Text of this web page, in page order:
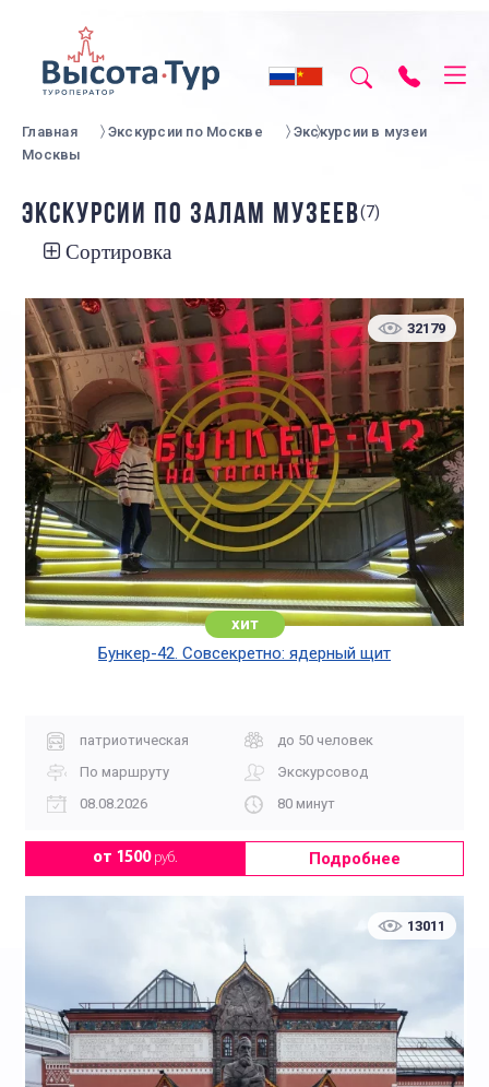
Главная Экскурсии по Москве
Экскурсии в музеи
Москвы
ЭКСКУРСИИ ПО ЗАЛАМ МУЗЕЕВ(7)
Сортировка
32179
хит
Бункер-42. Совсекретно: ядерный щит
патриотическая
до 50 человек
По маршруту
Экскурсовод
08.08.2026
80 минут
от 1500руб. Подробнее
13011